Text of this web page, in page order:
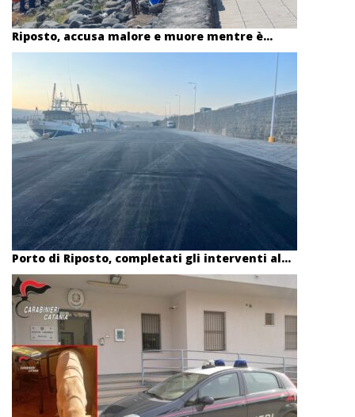
Riposto, accusa malore e muore mentre è...
Porto di Riposto, completati gli interventi al...